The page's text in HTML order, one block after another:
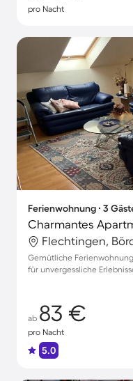
pro Nacht
Ferienwohnung ∙ 3
Charmantes
Flechtingen,
Gemütliche
für unvergessliche
ab 83 €
pro Nacht
5.0